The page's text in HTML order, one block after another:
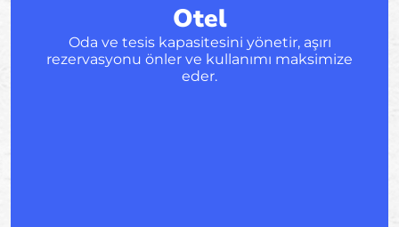
Otel
Oda ve tesis kapasitesini yönetir, aşırı
rezervasyonu önler ve kullanımı maksimize
eder.